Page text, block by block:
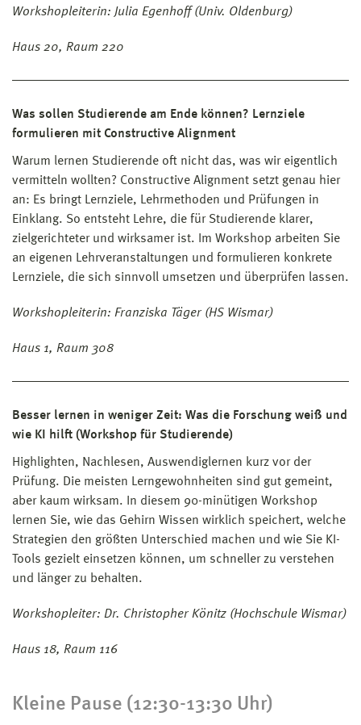
Workshopleiterin: Julia Egenhoff (Univ. Oldenburg)
Haus 20, Raum 220
Was sollen Studierende am Ende können? Lernziele
formulieren mit Constructive Alignment
Warum lernen Studierende oft nicht das, was wir eigentlich
vermitteln wollten? Constructive Alignment setzt genau hier
an: Es bringt Lernziele, Lehrmethoden und Prüfungen in
Einklang. So entsteht Lehre, die für Studierende klarer,
zielgerichteter und wirksamer ist. Im Workshop arbeiten Sie
an eigenen Lehrveranstaltungen und formulieren konkrete
Lernziele, die sich sinnvoll umsetzen und überprüfen lassen.
Workshopleiterin: Franziska Täger (HS Wismar)
Haus 1, Raum 308
Besser lernen in weniger Zeit: Was die Forschung weiß und
wie KI hilft (Workshop für Studierende)
Highlighten, Nachlesen, Auswendiglernen kurz vor der
Prüfung. Die meisten Lerngewohnheiten sind gut gemeint,
aber kaum wirksam. In diesem 90-minütigen Workshop
lernen Sie, wie das Gehirn Wissen wirklich speichert, welche
Strategien den größten Unterschied machen und wie Sie KI-
Tools gezielt einsetzen können, um schneller zu verstehen
und länger zu behalten.
Workshopleiter: Dr. Christopher Könitz (Hochschule Wismar)
Haus 18, Raum 116
Kleine Pause (12:30-13:30 Uhr)